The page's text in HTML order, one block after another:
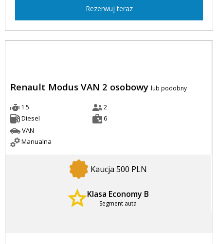
Rezerwuj teraz
Renault Modus VAN 2 osobowy lub podobny
1.5
Diesel
VAN
Manualna
2
6
Kaucja 500 PLN
Klasa Economy B
Segment auta